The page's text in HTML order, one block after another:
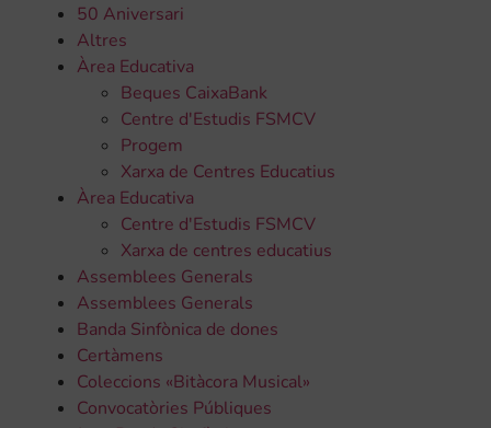
50 Aniversari
Altres
Àrea Educativa
Beques CaixaBank
Centre d'Estudis FSMCV
Progem
Xarxa de Centres Educatius
Àrea Educativa
Centre d'Estudis FSMCV
Xarxa de centres educatius
Assemblees Generals
Assemblees Generals
Banda Sinfònica de dones
Certàmens
Coleccions «Bitàcora Musical»
Convocatòries Públiques